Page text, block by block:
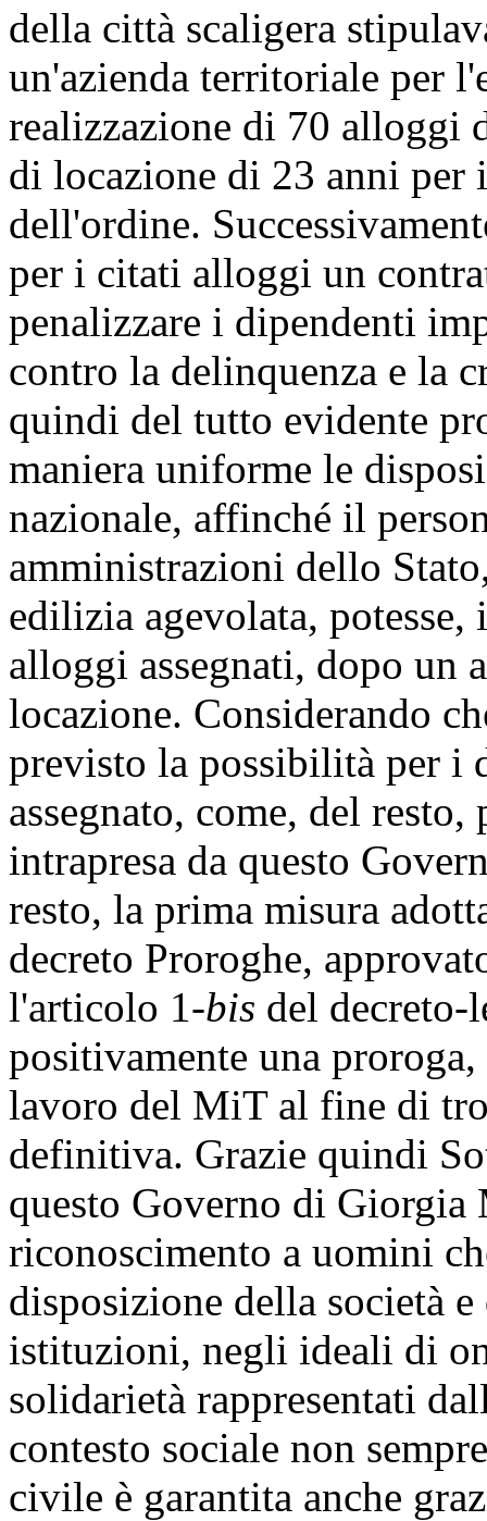
della città scaligera
un'azienda territoriale per
realizzazione di 70 alloggi
di locazione di 23 anni per
dell'ordine.
per i citati alloggi un
penalizzare i dipendenti
contro la delinquenza e la
quindi del tutto evidente
maniera uniforme le
nazionale, affinché il
amministrazioni dello
edilizia agevolata,
alloggi assegnati, dopo un
locazione. Considerando
previsto la possibilità per i
assegnato, come, del
intrapresa da questo
resto, la prima misura
decreto Proroghe,
l'articolo 1-bis del decreto-
positivamente una
lavoro del MiT al fine di
definitiva. Grazie quindi
questo Governo di
riconoscimento a uomini
disposizione della società
istituzioni, negli ideali di
solidarietà rappresentati
contesto sociale non
civile è garantita anche